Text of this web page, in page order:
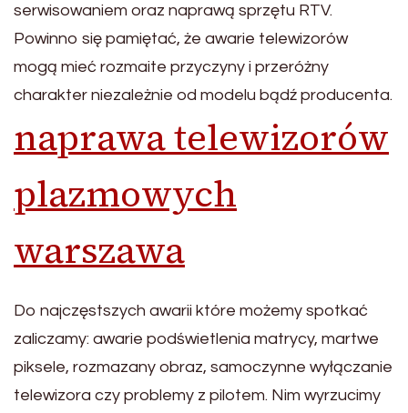
serwisowaniem oraz naprawą sprzętu RTV.
Powinno się pamiętać, że awarie telewizorów
mogą mieć rozmaite przyczyny i przeróżny
charakter niezależnie od modelu bądź producenta.
naprawa telewizorów
plazmowych
warszawa
Do najczęstszych awarii które możemy spotkać
zaliczamy: awarie podświetlenia matrycy, martwe
piksele, rozmazany obraz, samoczynne wyłączanie
telewizora czy problemy z pilotem. Nim wyrzucimy